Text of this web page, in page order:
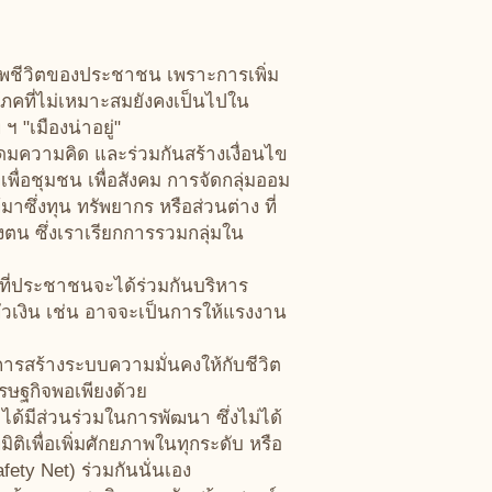
วิตของประชาชน เพราะการเพิ่ม
ที่ไม่เหมาะสมยังคงเป็นไปใน
"เมืองน่าอยู่"
วามคิด และร่วมกันสร้างเงื่อนไข
พื่อชุมชน เพื่อสังคม การจัดกลุ่มออม
าซึ่งทุน ทรัพยากร หรือส่วนต่าง ที่
ซึ่งเราเรียกการรวมกลุ่มใน
ระชาชนจะได้ร่วมกันบริหาร
งิน เช่น อาจจะเป็นการให้แรงงาน
สร้างระบบความมั่นคงให้กับชีวิต
ฐกิจพอเพียงด้วย
ด้มีส่วนร่วมในการพัฒนา ซึ่งไม่ได้
ติเพื่อเพิ่มศักยภาพในทุกระดับ หรือ
Net) ร่วมกันนั่นเอง